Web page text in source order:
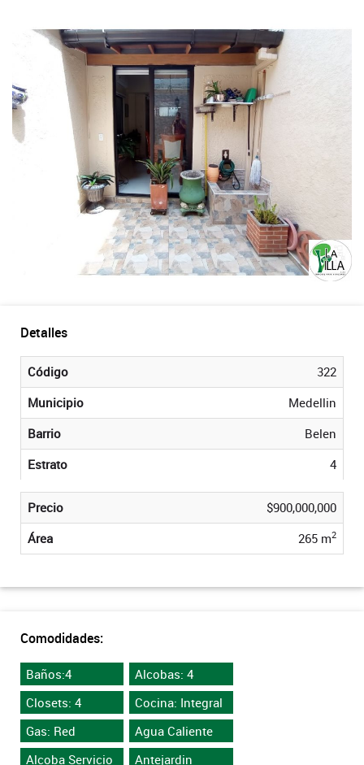
Detalles
Código
322
Municipio
Medellin
Barrio
Belen
Estrato
4
Precio
$900,000,000
Área
265 m2
Comodidades:
Baños:4
Alcobas: 4
Closets: 4
Cocina: Integral
Gas: Red
Agua Caliente
Alcoba Servicio
Antejardin